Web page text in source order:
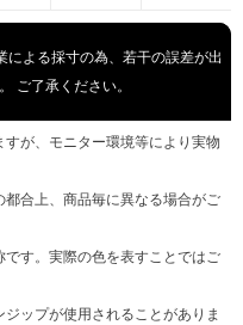
よる採寸の為、若干の誤差が出
ご了承ください。
が、モニター環境等により実物
合上、商品毎に異なる場合がご
す。実際の色を表すことではご
ップが使用されることがありま